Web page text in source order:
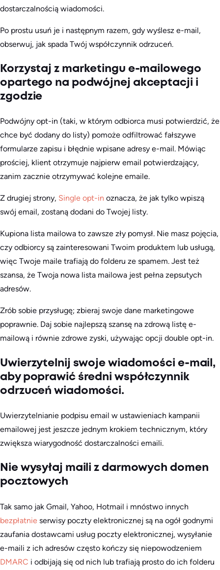
dostarczalnością wiadomości.
Po prostu usuń je i następnym razem, gdy wyślesz e-mail,
obserwuj, jak spada Twój współczynnik odrzuceń.
Korzystaj z marketingu e-mailowego
opartego na podwójnej akceptacji i
zgodzie
Podwójny opt-in (taki, w którym odbiorca musi potwierdzić, że
chce być dodany do listy) pomoże odfiltrować fałszywe
formularze zapisu i błędnie wpisane adresy e-mail. Mówiąc
prościej, klient otrzymuje najpierw email potwierdzający,
zanim zacznie otrzymywać kolejne emaile.
Z drugiej strony, Single opt-in oznacza, że jak tylko wpiszą
swój email, zostaną dodani do Twojej listy.
Kupiona lista mailowa to zawsze zły pomysł. Nie masz pojęcia,
czy odbiorcy są zainteresowani Twoim produktem lub usługą,
więc Twoje maile trafiają do folderu ze spamem. Jest też
szansa, że Twoja nowa lista mailowa jest pełna zepsutych
adresów.
Zrób sobie przysługę; zbieraj swoje dane marketingowe
poprawnie. Daj sobie najlepszą szansę na zdrową listę e-
mailową i równie zdrowe zyski, używając opcji double opt-in.
Uwierzytelnij swoje wiadomości e-mail,
aby poprawić średni współczynnik
odrzuceń wiadomości.
Uwierzytelnianie podpisu email w ustawieniach kampanii
emailowej jest jeszcze jednym krokiem technicznym, który
zwiększa wiarygodność dostarczalności emaili.
Nie wysyłaj maili z darmowych domen
pocztowych
Tak samo jak Gmail, Yahoo, Hotmail i mnóstwo innych
bezpłatnie serwisy poczty elektronicznej są na ogół godnymi
zaufania dostawcami usług poczty elektronicznej, wysyłanie
e-maili z ich adresów często kończy się niepowodzeniem
DMARC i odbijają się od nich lub trafiają prosto do ich folderu